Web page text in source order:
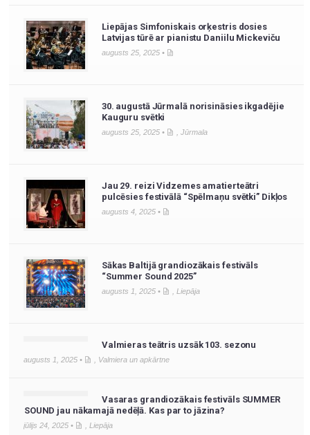
Liepājas Simfoniskais orķestris dosies
Latvijas tūrē ar pianistu Daniilu Mickeviču
augusts 25, 2025 •
30. augustā Jūrmalā norisināsies ikgadējie
Kauguru svētki
augusts 25, 2025 • , Jūrmala
Jau 29. reizi Vidzemes amatierteātri
pulcēsies festivālā “Spēlmaņu svētki” Dikļos
augusts 4, 2025 •
Sākas Baltijā grandiozākais festivāls
“Summer Sound 2025”
augusts 1, 2025 • , Liepāja
Valmieras teātris uzsāk 103. sezonu
augusts 1, 2025 • , Valmiera un apkārtne
Vasaras grandiozākais festivāls SUMMER
SOUND jau nākamajā nedēļā. Kas par to jāzina?
jūlijs 24, 2025 • , Liepāja